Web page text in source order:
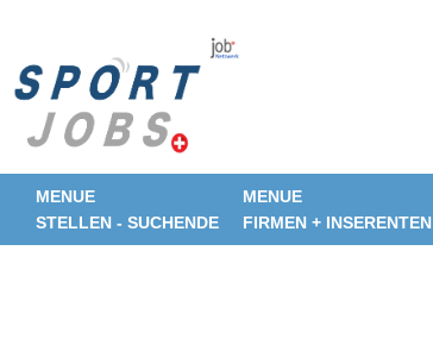
MENUE
STELLEN - SUCHENDE
MENUE
FIRMEN + INSERENTEN